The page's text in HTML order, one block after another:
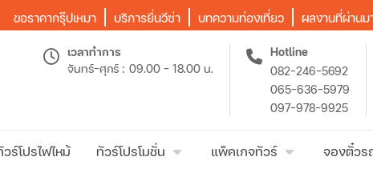
ขอราคากรุ๊ปเหมา บริการยื่นวีซ่า บทความท่องเที่ยว ผลงานที่ผ่านม
เวลาทำการ
จันทร์-ศุกร์ : 09.00 - 18.00 น.
Hotline
082-246-5692
065-636-5979
097-978-9925
วร์โปรไฟไหม้ ทัวร์โปรโมชั่น แพ็คเกจทัวร์ จองตั๋วร